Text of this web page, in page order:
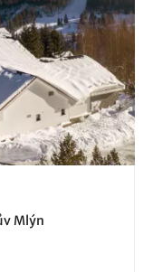
Mlýn